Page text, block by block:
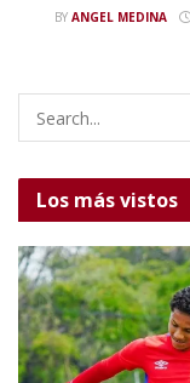
BY ANGEL MEDINA
Los más vistos